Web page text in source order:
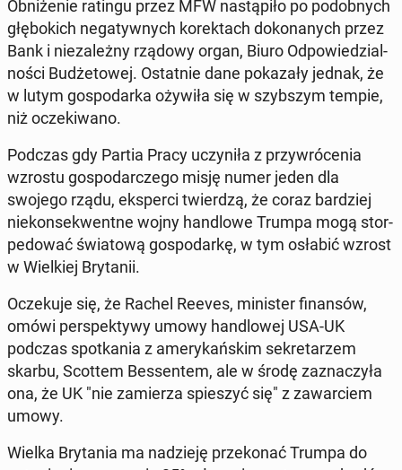
Ob­ni­że­nie ratingu przez MFW na­stą­pi­ło po po­dob­nych
głę­bo­kich ne­ga­tyw­nych ko­rek­tach do­ko­na­nych przez
Bank i nie­za­leż­ny rządowy organ, Biuro Od­po­wie­dzial­
no­ści Bu­dże­to­wej. Ostat­nie dane po­ka­za­ły jednak, że
w lutym go­spo­dar­ka ożywiła się w szyb­szym tempie,
niż ocze­ki­wa­no.
Podczas gdy Partia Pracy uczy­ni­ła z przy­wró­ce­nia
wzrostu go­spo­dar­cze­go misję numer jeden dla
swojego rządu, eks­per­ci twier­dzą, że coraz bar­dziej
nie­kon­se­kwent­ne wojny han­dlo­we Trumpa mogą stor­
pe­do­wać świa­to­wą go­spo­dar­kę, w tym osłabić wzrost
w Wiel­kiej Bry­ta­nii.
Ocze­ku­je się, że Rachel Reeves, mi­ni­ster fi­nan­sów,
omówi per­spek­ty­wy umowy han­dlo­wej USA-UK
podczas spo­tka­nia z ame­ry­kań­skim se­kre­ta­rzem
skarbu, Scottem Bes­sen­tem, ale w środę za­zna­czy­ła
ona, że UK "nie za­mie­rza spie­szyć się" z za­war­ciem
umowy.
Wielka Bry­ta­nia ma na­dzie­ję prze­ko­nać Trumpa do